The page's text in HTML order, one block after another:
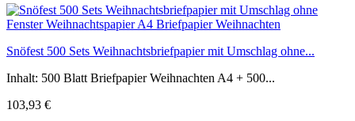
Snöfest 500 Sets Weihnachtsbriefpapier mit Umschlag ohne...
Inhalt: 500 Blatt Briefpapier Weihnachten A4 + 500...
103,93 €